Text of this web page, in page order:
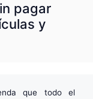
pagar
y
que todo el